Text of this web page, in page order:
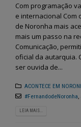
Com programação
e internacional Com
de Noronha mais
mais um passo na
Comunicação,
oficial da autarquia.
ser ouvida de...
ACONTECE EM
#FernandodeNoronha,
LEIA MAIS...